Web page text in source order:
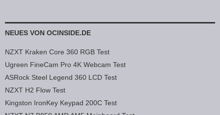
NEUES VON OCINSIDE.DE
NZXT Kraken Core 360 RGB Test
Ugreen FineCam Pro 4K Webcam Test
ASRock Steel Legend 360 LCD Test
NZXT H2 Flow Test
Kingston IronKey Keypad 200C Test